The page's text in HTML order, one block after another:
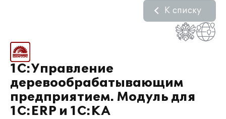
1С:Управление
деревообрабатывающим
предприятием. Модуль для
1С:ERP и 1С:КА
К списку